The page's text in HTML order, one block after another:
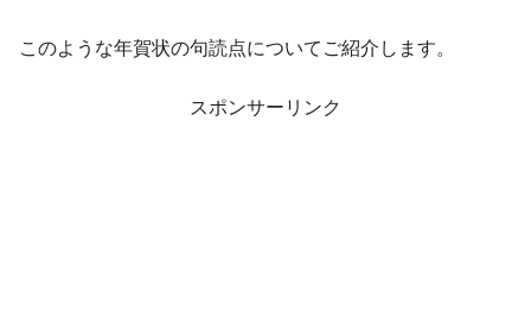
このような年賀状の句読点についてご紹介します。
スポンサーリンク